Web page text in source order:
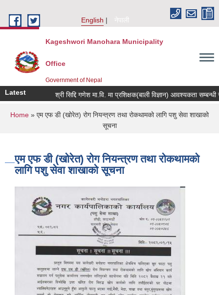
English
नेपाली
Kageshwori Manohara Municipality
Office
Government of Nepal
Latest श्री सिद्दि गणेश मा.वि. मा प्रशिक्षक(बाली विज्ञान) आवश्यकता सम्बन्धी सूचना
You are here
Home » एम एफ डी (खोरेत) रोग नियन्त्रण तथा रोकथामको लागि पशु सेवा शाखाको
सूचना
एम एफ डी (खोरेत) रोग नियन्त्रण तथा रोकथामको
लागि पशु सेवा शाखाको सूचना